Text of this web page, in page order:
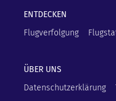
ENTDECKEN
Flugverfolgung
ÜBER UNS
Datenschutzerklärung